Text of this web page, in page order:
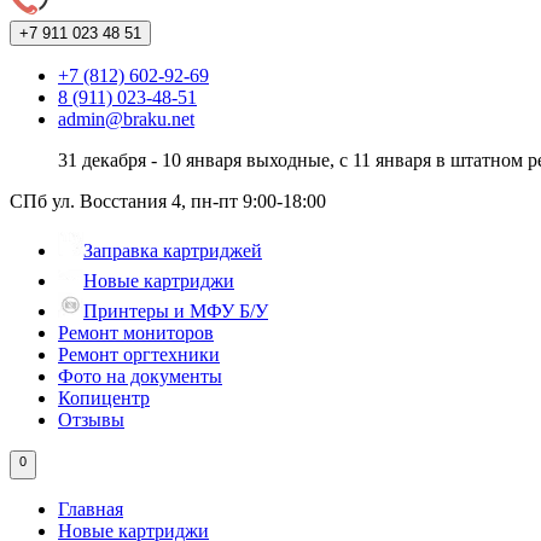
+7 911 023 48 51
+7 (812) 602-92-69
8 (911) 023-48-51
admin@braku.net
31 декабря - 10 января выходные, с 11 января в штатном
СПб ул. Восстания 4, пн-пт 9:00-18:00
Заправка картриджей
Новые картриджи
Принтеры и МФУ Б/У
Ремонт мониторов
Ремонт оргтехники
Фото на документы
Копицентр
Отзывы
0
Главная
Новые картриджи